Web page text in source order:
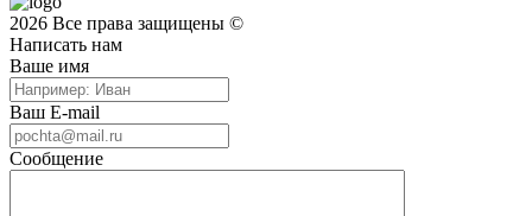
2026 Все права защищены ©
Написать нам
Ваше имя
Ваш E-mail
Сообщение